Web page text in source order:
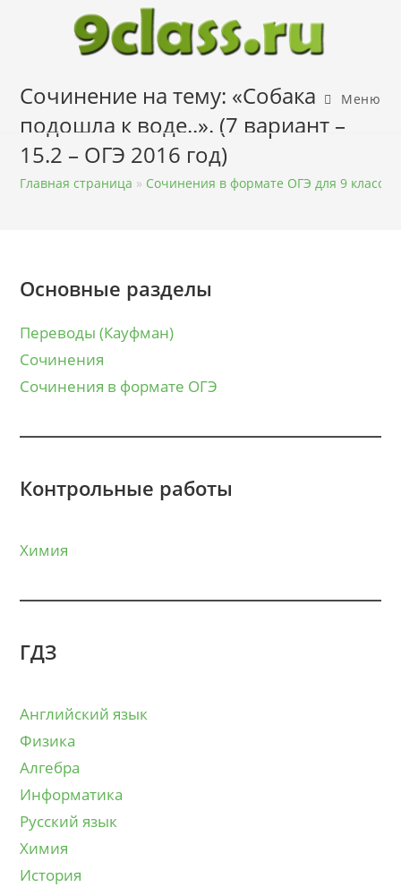
содержимому
Меню
Сочинение на тему: «Собака
подошла к воде..». (7 вариант –
15.2 – ОГЭ 2016 год)
Главная страница » Сочинения в формате ОГЭ для 9 класса
Основные разделы
Переводы (Кауфман)
Сочинения
Сочинения в формате ОГЭ
Контрольные работы
Химия
ГДЗ
Английский язык
Физика
Алгебра
Информатика
Русский язык
Химия
История